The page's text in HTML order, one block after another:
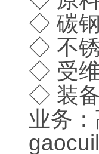
◇ 碳
◇ 不
◇ 受
◇ 装
业务